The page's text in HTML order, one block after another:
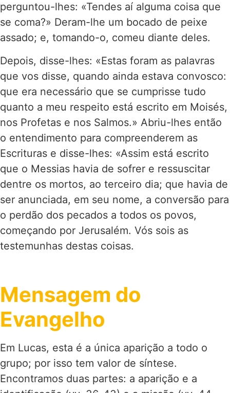
perguntou-lhes: «Tendes aí alguma coisa que
se coma?» Deram-lhe um bocado de peixe
assado; e, tomando-o, comeu diante deles.
Depois, disse-lhes: «Estas foram as palavras
que vos disse, quando ainda estava convosco:
que era necessário que se cumprisse tudo
quanto a meu respeito está escrito em Moisés,
nos Profetas e nos Salmos.» Abriu-lhes então
o entendimento para compreenderem as
Escrituras e disse-lhes: «Assim está escrito
que o Messias havia de sofrer e ressuscitar
dentre os mortos, ao terceiro dia; que havia de
ser anunciada, em seu nome, a conversão para
o perdão dos pecados a todos os povos,
começando por Jerusalém. Vós sois as
testemunhas destas coisas.
Mensagem do
Evangelho
Em Lucas, esta é a única aparição a todo o
grupo; por isso tem valor de síntese.
Encontramos duas partes: a aparição e a